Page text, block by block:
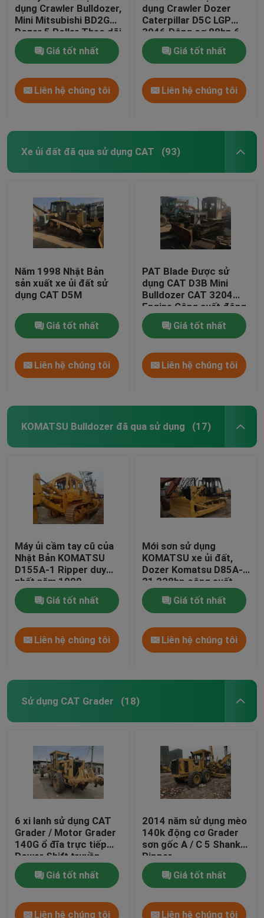
dụng Crawler Bulldozer,
Mini Mitsubishi BD2G
Dozer 5 Roller Theo dõi
khung
Giá tốt nhất
Liên hệ chúng tôi
dụng Crawler Dozer
Caterpillar D5C LGP
3046 Động cơ 88hp 6
Xi lanh
Giá tốt nhất
Liên hệ chúng tôi
Xe ủi đất đã qua sử dụng CAT (93)
Năm 1998 Nhật Bản
sản xuất xe ủi đất sử
dụng CAT D5M
Giá tốt nhất
Liên hệ chúng tôi
PAT Blade Được sử
dụng CAT D3B Mini
Bulldozer CAT 3204
Engine Công suất động
cơ 65HP
Giá tốt nhất
Liên hệ chúng tôi
KOMATSU Bulldozer đã qua sử dụng (17)
Máy ủi cầm tay cũ của
Nhật Bản KOMATSU
D155A-1 Ripper duy
nhất năm 1990
Giá tốt nhất
Liên hệ chúng tôi
Mới sơn sử dụng
KOMATSU xe ủi đất,
Dozer Komatsu D85A-
21 228hp công suất
động cơ
Giá tốt nhất
Liên hệ chúng tôi
Sử dụng CAT Grader (18)
6 xi lanh sử dụng CAT
Grader / Motor Grader
140G ổ đĩa trực tiếp
Power Shift truyền
Giá tốt nhất
Liên hệ chúng tôi
2014 năm sử dụng mèo
140k động cơ Grader
sơn gốc A / C 5 Shanks
Ripper
Giá tốt nhất
Liên hệ chúng tôi